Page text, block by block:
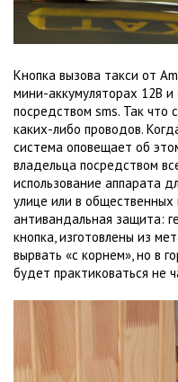
Кнопка вызова такси от
мини-аккумуляторах 12В
посредством sms. Так что
каких-либо проводов.
система оповещает об
владельца посредством
использование аппарата
улице или в
антивандальная защита:
кнопка, изготовлены из
вырвать «с корнем», но в
будет практиковаться не